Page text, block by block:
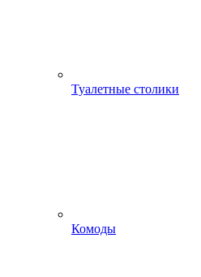
Туалетные столики
Комоды